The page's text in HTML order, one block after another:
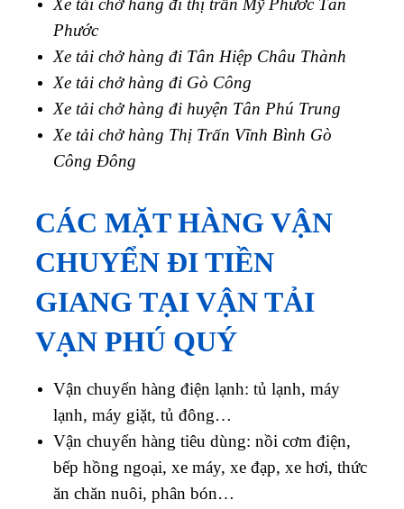
Xe tải chở hàng đi thị trấn Mỹ Phước Tân
Phước
Xe tải chở hàng đi Tân Hiệp Châu Thành
Xe tải chở hàng đi Gò Công
Xe tải chở hàng đi huyện Tân Phú Trung
Xe tải chở hàng Thị Trấn Vĩnh Bình Gò
Công Đông
CÁC MẶT HÀNG VẬN
CHUYỂN ĐI TIỀN
GIANG TẠI VẬN TẢI
VẠN PHÚ QUÝ
Vận chuyển hàng điện lạnh: tủ lạnh, máy
lạnh, máy giặt, tủ đông…
Vận chuyển hàng tiêu dùng: nồi cơm điện,
bếp hồng ngoại, xe máy, xe đạp, xe hơi, thức
ăn chăn nuôi, phân bón…